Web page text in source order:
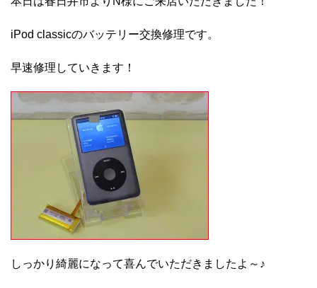
iPod classicのバッテリー交換修理です。
早速修理していきます！
しっかり綺麗になって喜んでいただきましたよ～♪